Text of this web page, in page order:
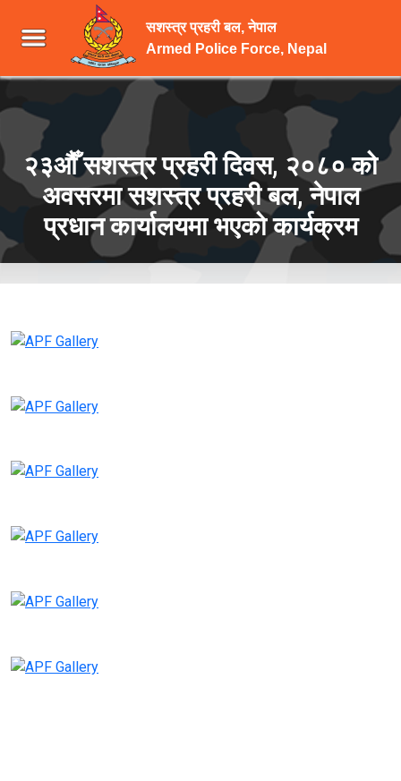
सशस्त्र प्रहरी बल, नेपाल
Armed Police Force, Nepal
२३औँ सशस्त्र प्रहरी दिवस, २०८० को
अवसरमा सशस्त्र प्रहरी बल, नेपाल
प्रधान कार्यालयमा भएको कार्यक्रम